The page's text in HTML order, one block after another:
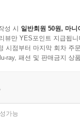
성 시 일반회원 50원, 마니
뷰만 YES포인트 지급됩니
시점부터 마지막 회차 주
ray, 패션 및 판매금지 상
가능